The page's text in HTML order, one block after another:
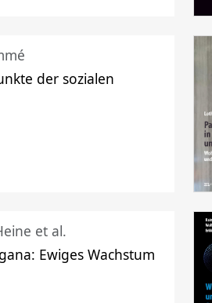
der sozialen
et al.
Ewiges Wachstum